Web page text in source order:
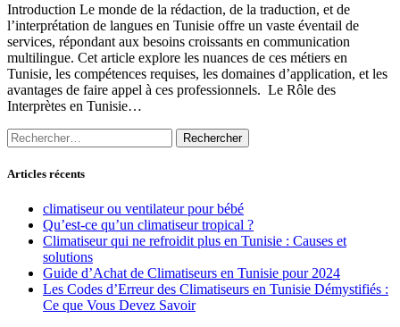
Introduction Le monde de la rédaction, de la traduction, et de
l’interprétation de langues en Tunisie offre un vaste éventail de
services, répondant aux besoins croissants en communication
multilingue. Cet article explore les nuances de ces métiers en
Tunisie, les compétences requises, les domaines d’application, et les
avantages de faire appel à ces professionnels. Le Rôle des
Interprètes en Tunisie…
Rechercher :
Articles récents
climatiseur ou ventilateur pour bébé
Qu’est-ce qu’un climatiseur tropical ?
Climatiseur qui ne refroidit plus en Tunisie : Causes et
solutions
Guide d’Achat de Climatiseurs en Tunisie pour 2024
Les Codes d’Erreur des Climatiseurs en Tunisie Démystifiés :
Ce que Vous Devez Savoir